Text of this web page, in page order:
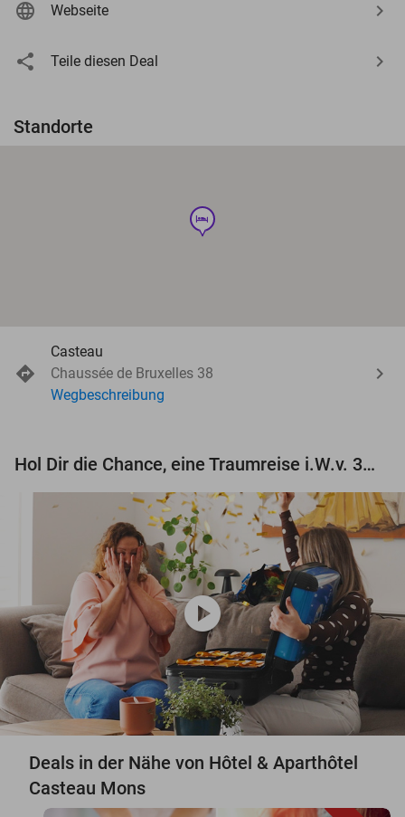
Webseite
Teile diesen Deal
Standorte
hotel
Casteau
Chaussée de Bruxelles 38
Wegbeschreibung
Hol Dir die Chance, eine Traumreise i.W.v. 3.000 € zu gewinnen!
play_circle
Deals in der Nähe von Hôtel & Aparthôtel
Casteau Mons